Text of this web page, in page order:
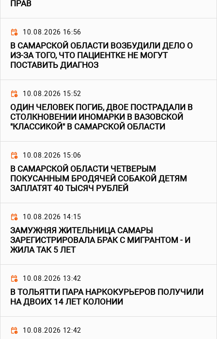
ПРАВ
10.08.2026 16:56
В САМАРСКОЙ ОБЛАСТИ ВОЗБУДИЛИ ДЕЛО О
ИЗ-ЗА ТОГО, ЧТО ПАЦИЕНТКЕ НЕ МОГУТ
ПОСТАВИТЬ ДИАГНОЗ
10.08.2026 15:52
ОДИН ЧЕЛОВЕК ПОГИБ, ДВОЕ ПОСТРАДАЛИ В
СТОЛКНОВЕНИИ ИНОМАРКИ В ВАЗОВСКОЙ
"КЛАССИКОЙ" В САМАРСКОЙ ОБЛАСТИ
10.08.2026 15:06
В САМАРСКОЙ ОБЛАСТИ ЧЕТВЕРЫМ
ПОКУСАННЫМ БРОДЯЧЕЙ СОБАКОЙ ДЕТЯМ
ЗАПЛАТЯТ 40 ТЫСЯЧ РУБЛЕЙ
10.08.2026 14:15
ЗАМУЖНЯЯ ЖИТЕЛЬНИЦА САМАРЫ
ЗАРЕГИСТРИРОВАЛА БРАК С МИГРАНТОМ - И
ЖИЛА ТАК 5 ЛЕТ
10.08.2026 13:42
В ТОЛЬЯТТИ ПАРА НАРКОКУРЬЕРОВ ПОЛУЧИЛИ
НА ДВОИХ 14 ЛЕТ КОЛОНИИ
10.08.2026 12:42